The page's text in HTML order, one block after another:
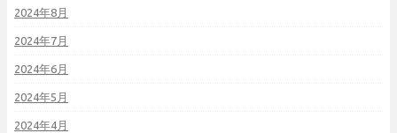
2024年8月
2024年7月
2024年6月
2024年5月
2024年4月